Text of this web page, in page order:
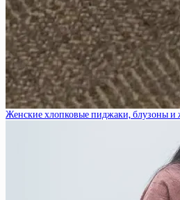
Женские хлопковые пиджаки, блузоны и